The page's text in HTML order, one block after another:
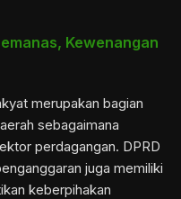
Kewenangan
merupakan bagian
sebagaimana
perdagangan. DPRD
juga memiliki
keberpihakan